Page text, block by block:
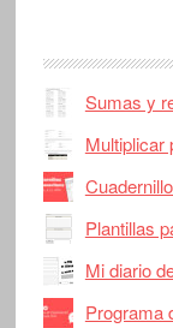
Sumas y
Multiplicar
Plantillas
Mi diario
Programa